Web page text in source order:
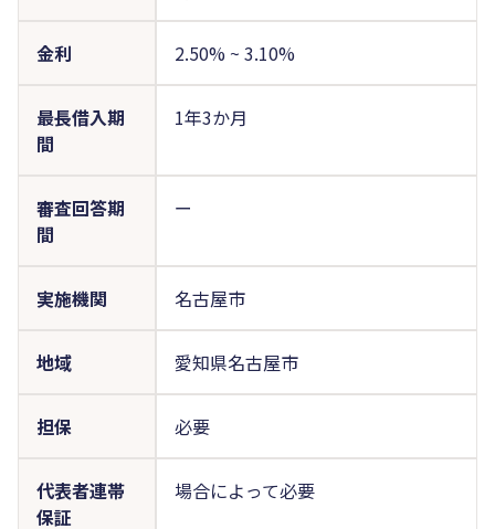
金利 2.50% ~ 3.10%
最長借入期
間
1年3か月
審査回答期
間
ー
実施機関 名古屋市
地域 愛知県名古屋市
担保 必要
代表者連帯
保証
場合によって必要